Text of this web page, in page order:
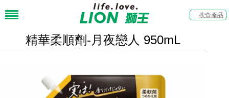
精華柔順劑-月夜戀人 950mL